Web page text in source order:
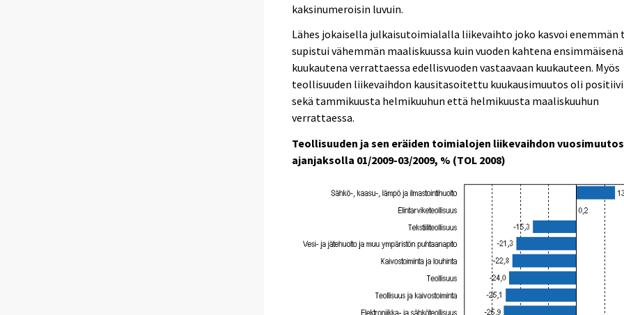
kaksinumeroisin luvuin.
Lähes jokaisella julkaisutoimialalla liikevaihto joko kasvoi enemmän
supistui vähemmän maaliskuussa kuin vuoden kahtena ensimmäisenä
kuukautena verrattaessa edellisvuoden vastaavaan kuukauteen. Myös
teollisuuden liikevaihdon kausitasoitettu kuukausimuutos oli
sekä tammikuusta helmikuuhun että helmikuusta maaliskuuhun
verrattaessa.
Teollisuuden ja sen eräiden toimialojen liikevaihdon vuosimuutos
ajanjaksolla 01/2009-03/2009, % (TOL 2008)